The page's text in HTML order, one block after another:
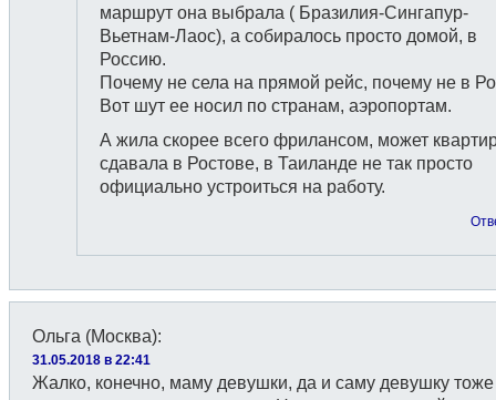
маршрут она выбрала ( Бразилия-Сингапур-
Вьетнам-Лаос), а собиралось просто домой, в
Россию.
Почему не села на прямой рейс, почему не в
Вот шут ее носил по странам, аэропортам.
А жила скорее всего фрилансом, может
сдавала в Ростове, в Таиланде не так просто
официально устроиться на работу.
Ольга (Москва):
31.05.2018 в 22:41
Жалко, конечно, маму девушки, да и саму девушку